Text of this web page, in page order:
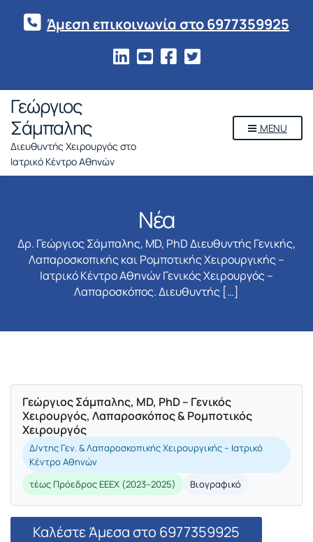
Άμεση επικοινωνία στο 6977359925
Γεώργιος
Σάμπαλης
Διευθυντής Χειρουργός στο
Ιατρικό Κέντρο Αθηνών
MENU
Νέα
Δρ. Γεώργιος Σάμπαλης, MD, PhD Διευθυντής Γενικής,
Λαπαροσκοπικής και Ρομποτικής Χειρουργικής –
Ιατρικό Κέντρο Αθηνών Γενικός Χειρουργός –
Λαπαροσκόπος. Διευθυντής […]
Γεώργιος Σάμπαλης, MD, PhD – Γενικός
Χειρουργός, Λαπαροσκόπος & Ρομποτικός
Χειρουργός
Δ/ντης Γεν. & Λαπαροσκοπικής Χειρουργικής – Ιατρικό
Κέντρο Αθηνών
τέως Πρόεδρος ΕΕΕΧ (2023–2025)
Βιογραφικό
Καλέστε Άμεσα στο 6977359925